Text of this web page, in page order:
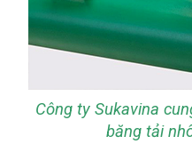
Công ty Sukavina
băng tải